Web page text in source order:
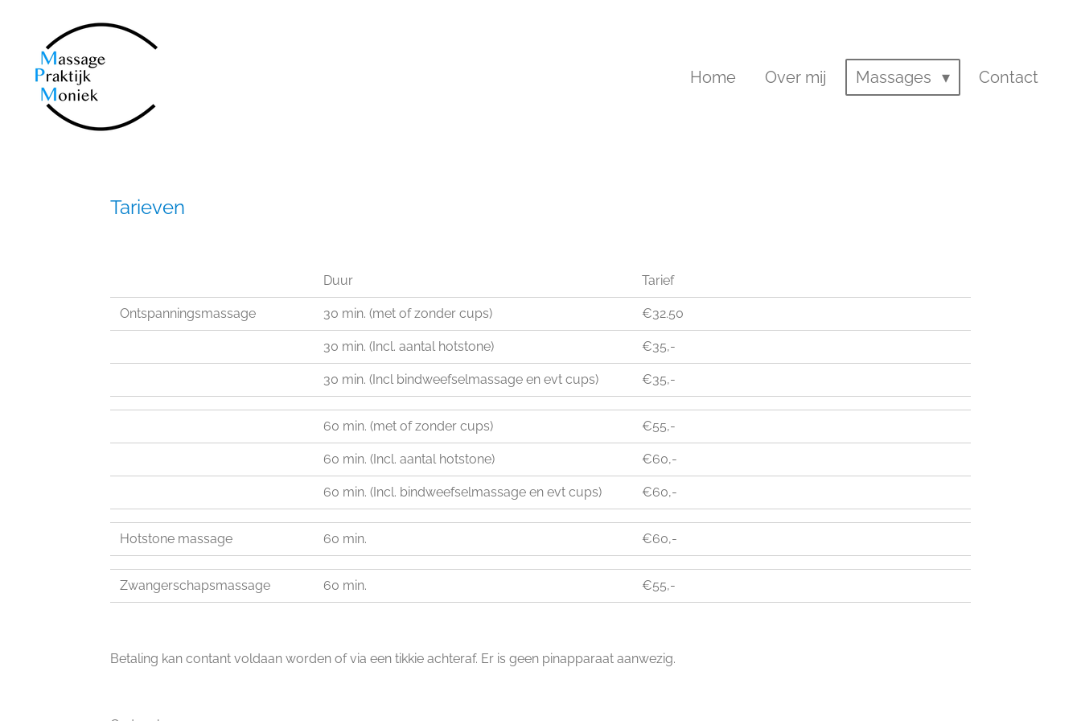
hoofdinhoud
Home Over mij Massages Contact
Tarieven
Duur Tarief
Ontspanningsmassage 30 min. (met of zonder cups) €32.50
30 min. (Incl. aantal hotstone) €35,-
30 min. (Incl bindweefselmassage en evt cups) €35,-
60 min. (met of zonder cups) €55,-
60 min. (Incl. aantal hotstone) €60,-
60 min. (Incl. bindweefselmassage en evt cups) €60,-
Hotstone massage 60 min. €60,-
Zwangerschapsmassage 60 min. €55,-
Betaling kan contant voldaan worden of via een tikkie achteraf. Er is geen pinapparaat aanwezig.